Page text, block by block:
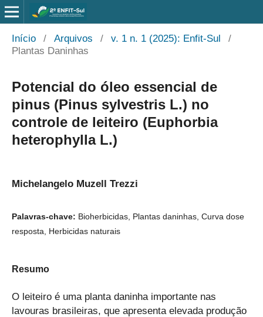
Início / Arquivos / v. 1 n. 1 (2025): Enfit-Sul
/
Plantas Daninhas
Potencial do óleo essencial de
pinus (Pinus sylvestris L.) no
controle de leiteiro (Euphorbia
heterophylla L.)
Michelangelo Muzell Trezzi
Palavras-chave: Bioherbicidas, Plantas daninhas, Curva dose
resposta, Herbicidas naturais
Resumo
O leiteiro é uma planta daninha importante nas
lavouras brasileiras, que apresenta elevada produção